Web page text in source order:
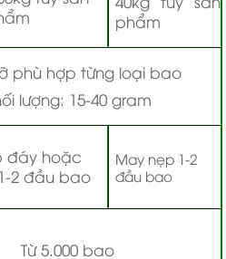
phẩm
phù hợp từng loại bao
lượng: 15-40 gram
đáy hoặc
2 đầu bao
May nẹp 1-2
đầu bao
Từ 5.000 bao